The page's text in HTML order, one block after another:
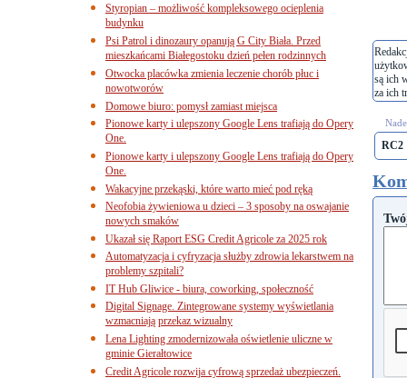
są ich
za ich
RC2
Styropian – możliwość kompleksowego ocieplenia
budynku
Psi Patrol i dinozaury opanują G City Biała. Przed
mieszkańcami Białegostoku dzień pełen rodzinnych
Otwocka placówka zmienia leczenie chorób płuc i
nowotworów
Domowe biuro: pomysł zamiast miejsca
Pionowe karty i ulepszony Google Lens trafiają do Opery
One.
Pionowe karty i ulepszony Google Lens trafiają do Opery
One.
Wakacyjne przekąski, które warto mieć pod ręką
Neofobia żywieniowa u dzieci – 3 sposoby na oswajanie
nowych smaków
Ukazał się Raport ESG Credit Agricole za 2025 rok
Automatyzacja i cyfryzacja służby zdrowia lekarstwem na
problemy szpitali?
IT Hub Gliwice - biura, coworking, społeczność
Digital Signage. Zintegrowane systemy wyświetlania
wzmacniają przekaz wizualny
Lena Lighting zmodernizowała oświetlenie uliczne w
gminie Gierałtowice
Credit Agricole rozwija cyfrową sprzedaż ubezpieczeń.